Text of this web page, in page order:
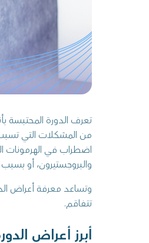
تعرف الدورة المحتبسة
من المشكلات التي تسبب
اضطراب في الهرمونات
والبروجستيرون، أو
وتساعد معرفة أعراض
تتفاقم.
أبرز أعراض